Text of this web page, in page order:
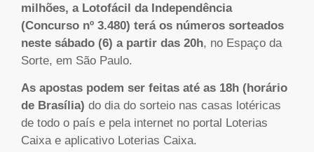
milhões, a Lotofácil da Independência
(Concurso nº 3.480) terá os números sorteados
neste sábado (6) a partir das 20h, no Espaço da
Sorte, em São Paulo.
As apostas podem ser feitas até as 18h (horário
de Brasília) do dia do sorteio nas casas lotéricas
de todo o país e pela internet no portal Loterias
Caixa e aplicativo Loterias Caixa.